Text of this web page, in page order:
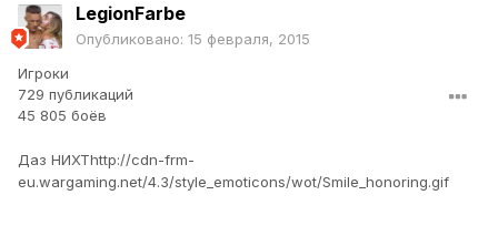
LegionFarbe
Опубликовано: 15 февраля, 2015
Игроки
729 публикаций
45 805 боёв
Даз НИХТhttp://cdn-frm-
eu.wargaming.net/4.3/style_emoticons/wot/Smile_honoring.gif